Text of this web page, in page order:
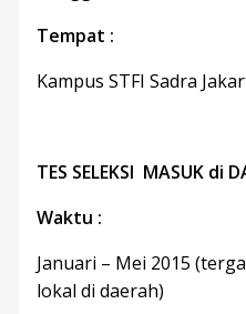
Tempat :
Kampus STFI Sadra
TES SELEKSI MASUK di
Waktu :
Januari – Mei 2015
lokal di daerah)